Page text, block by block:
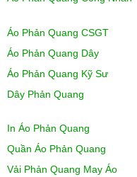
Áo Phản Quang CSGT
Áo Phản Quang Dây
Áo Phản Quang Kỹ Sư
Dây Phản Quang
In Áo Phản Quang
Quần Áo Phản Quang
Vải Phản Quang May Áo